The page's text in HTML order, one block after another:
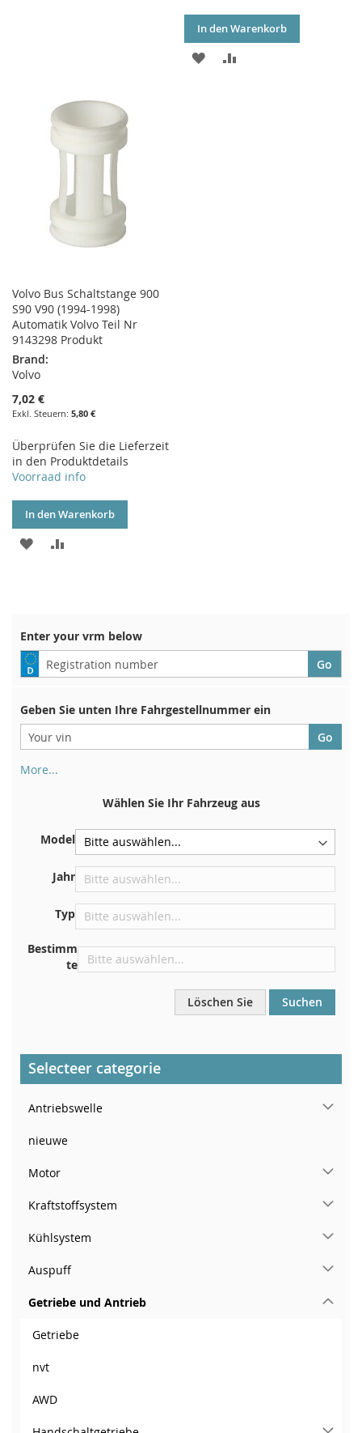
In den Warenkorb
ZUR
Volvo Bus Schaltstange 900
S90 V90 (1994-1998)
Automatik Volvo Teil Nr
9143298 Produkt
Brand:
Volvo
7,02 €
5,80 €
Überprüfen Sie die Lieferzeit
in den Produktdetails
Voorraad info
In den Warenkorb
ZUR
Enter your vrm below
Geben Sie unten Ihre Fahrgestellnummer ein
More...
Zulassungsbescheinigung. Und auch im Auto
Auf der Bodenplatte für den rechten Vordersitz
Zentrieren Sie es an der Trennwand unter der Haube
Direkt im Motorraum
Armaturenbrett
Wählen Sie Ihr Fahrzeug aus
Model
Jahr
Typ
Bestimm
te
Löschen Sie Suchen
Selecteer categorie
Antriebswelle
nieuwe
Motor
Kraftstoffsystem
Kühlsystem
Auspuff
Getriebe und Antrieb
Getriebe
nvt
AWD